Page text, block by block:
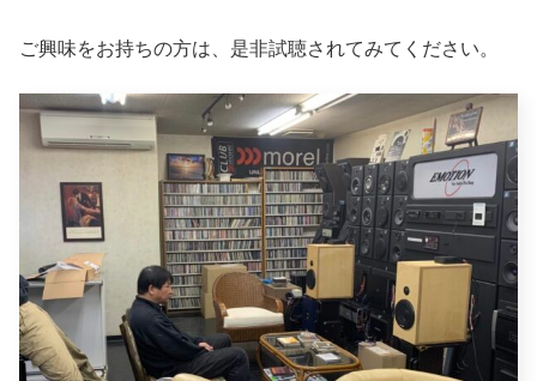
ご興味をお持ちの方は、是非試聴されてみてください。